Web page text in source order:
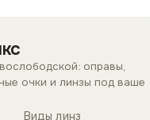
оправы,
очки и линзы под ваше
Виды линз